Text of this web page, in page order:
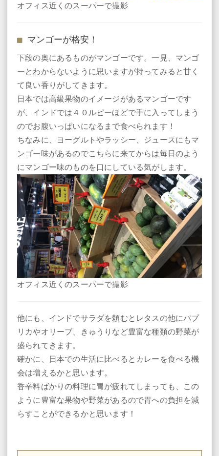
オフィス近くのスーパーで撮影
マンゴーが格安！
下段の奥にあるものがマンゴーです。一見、マンゴ
ーとわからないように思いますが持ってみると甘く
て良い香りがしてきます。
日本では高級果物のイメージがあるマンゴーです
が、インドでは４０ルピーほどで手に入ってしまう
のでお腹いっぱいになるまで食べられます！
ちなみに、ヨーグルトやラッシー、ジュースにもマ
ンゴー味があるのでこちらに来てからは毎日のよう
にマンゴー味のものを口にしている気がします。
オフィス近くのスーパーで撮影
他にも、インドでサラダを頼むとレタスの他にパプ
リカやオリーブ、きゅうりなど豊富な種類の野菜が
盛られてきます。
確かに、日本での生活に比べるとカレーを食べる機
会は増えるかと思います。
香辛料ばかりの料理に胃が疲れてしまっても、この
ように豊富な果物や野菜があるので胃への負担を減
らすことができるかと思います！